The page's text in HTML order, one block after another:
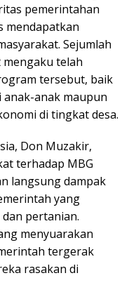
pemerintahan
mendapatkan
Sejumlah
telah
tersebut, baik
anak maupun
di tingkat desa.
Don Muzakir,
terhadap MBG
langsung dampak
yang
pertanian.
menyuarakan
tergerak
rasakan di